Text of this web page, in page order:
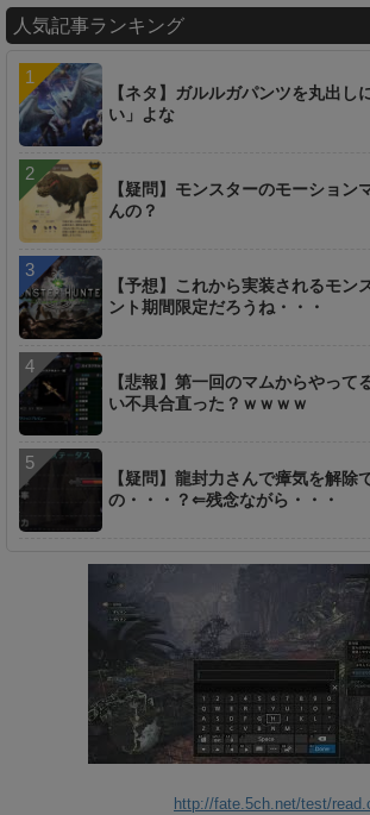
人気記事ランキング
【ネタ】ガルルガパンツを丸出し
い」よな
【疑問】モンスターのモーション
んの？
【予想】これから実装されるモン
ント期間限定だろうね・・・
【悲報】第一回のマムからやって
い不具合直った？ｗｗｗｗ
【疑問】龍封力さんで瘴気を解除
の・・・？⇐残念ながら・・・
http://fate.5ch.net/test/